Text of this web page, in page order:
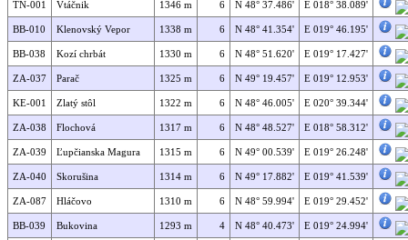
TN-001 Vtáčnik 1346 m 6 N 48° 37.486' E 018° 38.089'
BB-010 Klenovský Vepor 1338 m 6 N 48° 41.354' E 019° 46.195'
BB-038 Kozí chrbát 1330 m 6 N 48° 51.620' E 019° 17.427'
ZA-037 Parač 1325 m 6 N 49° 19.457' E 019° 12.953'
KE-001 Zlatý stôl 1322 m 6 N 48° 46.005' E 020° 39.344'
ZA-038 Flochová 1317 m 6 N 48° 48.527' E 018° 58.312'
ZA-039 Ľupčianska Magura 1315 m 6 N 49° 00.539' E 019° 26.248'
ZA-040 Skorušina 1314 m 6 N 49° 17.882' E 019° 41.539'
ZA-087 Hláčovo 1310 m 6 N 48° 59.994' E 019° 29.452'
BB-039 Bukovina 1293 m 4 N 48° 40.473' E 019° 24.994'